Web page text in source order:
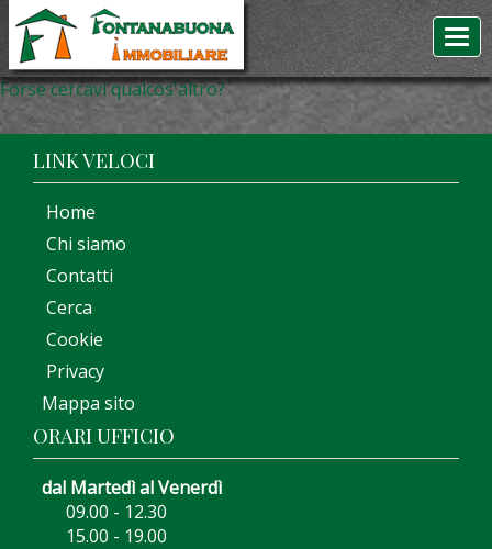
Forse cercavi qualcos'altro?
LINK VELOCI
Home
Chi siamo
Contatti
Cerca
Cookie
Privacy
Mappa sito
ORARI UFFICIO
dal Martedì al Venerdì
09.00 - 12.30
15.00 - 19.00